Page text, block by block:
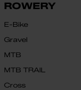
ROWERY
E-Bike
Gravel
MTB
MTB TRAIL
Cross